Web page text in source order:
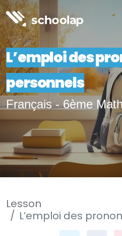
L’emploi des
personnels
Français - 6ème
Lesson
L’emploi des